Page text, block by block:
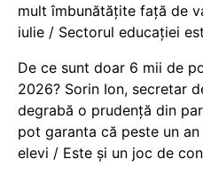
mult îmbunătățite față de
iulie / Sectorul educației
De ce sunt doar 6 mii de
2026? Sorin Ion, secretar
degrabă o prudență din
pot garanta că peste un
elevi / Este și un joc de